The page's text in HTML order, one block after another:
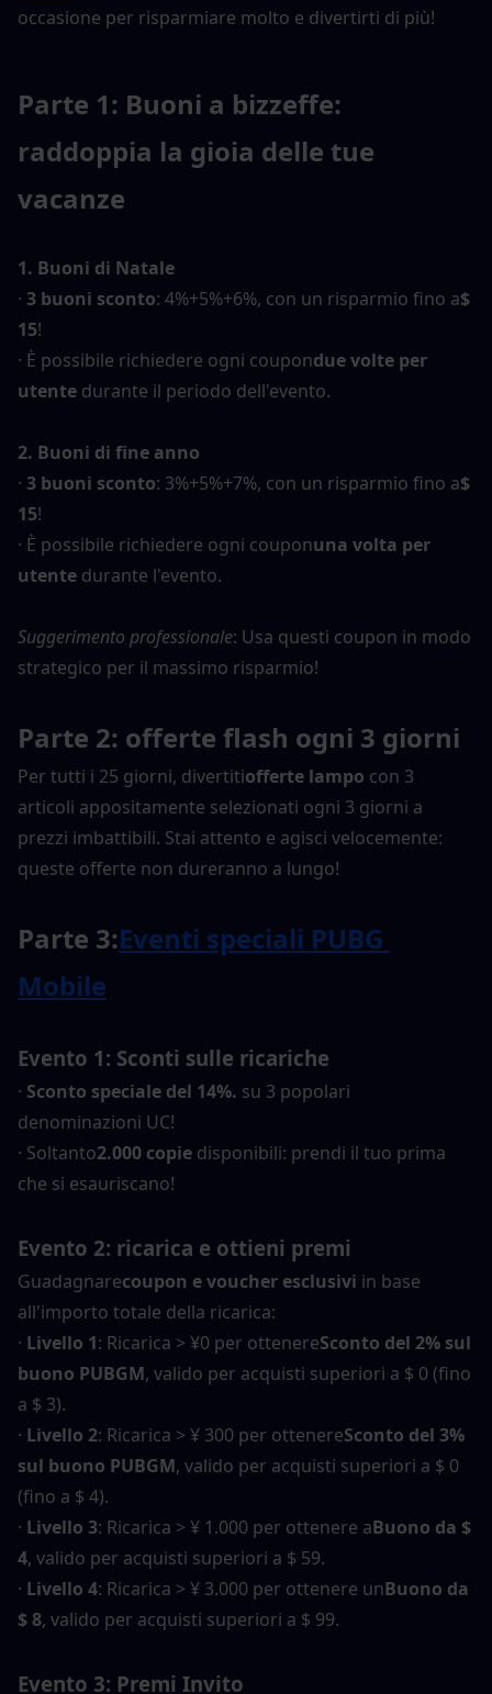
occasione per risparmiare molto e divertirti di più!
Parte 1: Buoni a bizzeffe:
raddoppia la gioia delle tue
vacanze
1. Buoni di Natale
· 3 buoni sconto: 4%+5%+6%, con un risparmio fino a$
15!
· È possibile richiedere ogni coupondue volte per
utente durante il periodo dell'evento.
2. Buoni di fine anno
· 3 buoni sconto: 3%+5%+7%, con un risparmio fino a$
15!
· È possibile richiedere ogni couponuna volta per
utente durante l'evento.
Suggerimento professionale: Usa questi coupon in modo
strategico per il massimo risparmio!
Parte 2: offerte flash ogni 3 giorni
Per tutti i 25 giorni, divertitiofferte lampo con 3
articoli appositamente selezionati ogni 3 giorni a
prezzi imbattibili. Stai attento e agisci velocemente:
queste offerte non dureranno a lungo!
Parte 3:Eventi speciali PUBG
Mobile
Evento 1: Sconti sulle ricariche
· Sconto speciale del 14%. su 3 popolari
denominazioni UC!
· Soltanto2.000 copie disponibili: prendi il tuo prima
che si esauriscano!
Evento 2: ricarica e ottieni premi
Guadagnarecoupon e voucher esclusivi in base
all'importo totale della ricarica:
· Livello 1: Ricarica > ¥0 per ottenereSconto del 2% sul
buono PUBGM, valido per acquisti superiori a $ 0 (fino
a $ 3).
· Livello 2: Ricarica > ¥ 300 per ottenereSconto del 3%
sul buono PUBGM, valido per acquisti superiori a $ 0
(fino a $ 4).
· Livello 3: Ricarica > ¥ 1.000 per ottenere aBuono da $
4, valido per acquisti superiori a $ 59.
· Livello 4: Ricarica > ¥ 3.000 per ottenere unBuono da
$ 8, valido per acquisti superiori a $ 99.
Evento 3: Premi Invito